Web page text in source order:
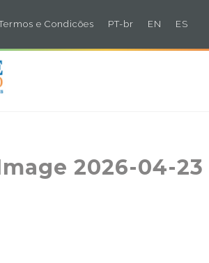
e Condicões PT-br EN ES
2026-04-23